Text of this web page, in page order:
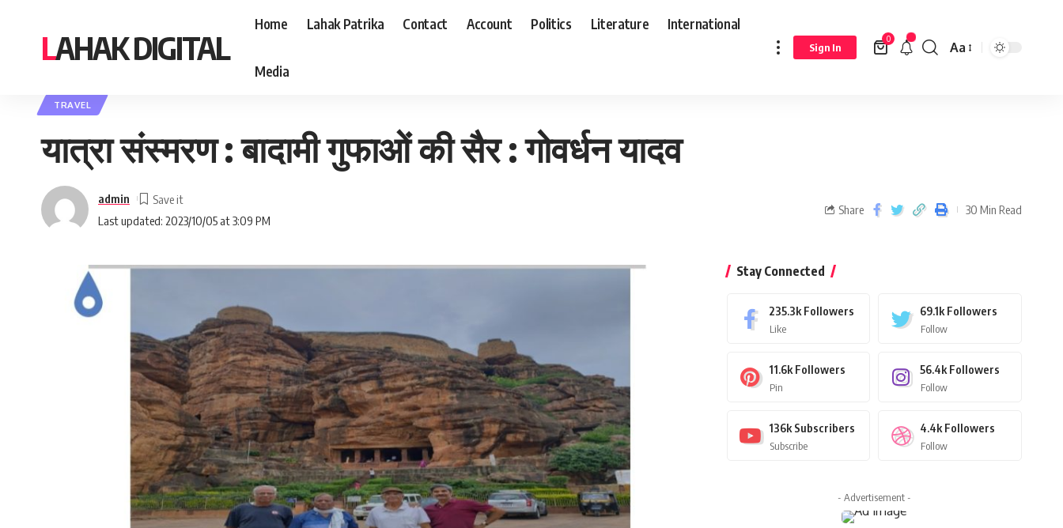
LAHAK DIGITAL
Home Lahak Patrika Contact Account Politics Literature International
Media
Sign In
0
Aa
यात्रा संस्मरण : बादामी गुफाओं की सैर : गोवर्धन यादव
TRAVEL
यात्रा संस्मरण : बादामी गुफाओं की सैर : गोवर्धन यादव
Last updated: 2023/10/05 at 3:09 PM
admin
Share 30 Min Read
Stay Connected
235.3k Followers
Like
69.1k Followers
Follow
11.6k Followers
Pin
56.4k Followers
Follow
136k Subscribers
Subscribe
4.4k Followers
Follow
- Advertisement -